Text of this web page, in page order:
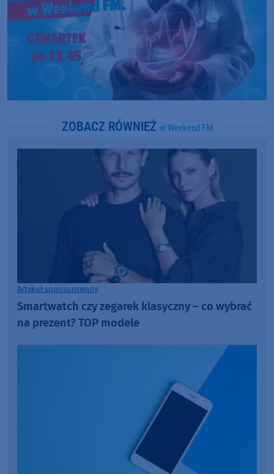
ZOBACZ RÓWNIEŻ w Weekend FM
Artykuł sponsorowany
Smartwatch czy zegarek klasyczny – co wybrać
na prezent? TOP modele